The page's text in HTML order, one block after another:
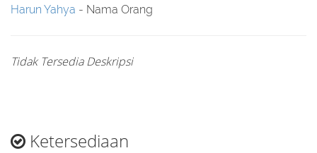
Harun Yahya - Nama Orang
Tidak Tersedia Deskripsi
Ketersediaan